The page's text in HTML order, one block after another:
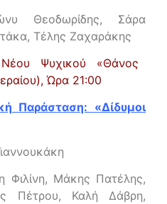
Θεοδωρίδης, Σάρα
Τέλης Ζαχαράκης
Ψυχικού «Θάνος
Ώρα 21:00
Παράσταση: «Δίδυμοι
Φιλίνη, Μάκης Πατέλης,
Πέτρου, Καλή Δάβρη,